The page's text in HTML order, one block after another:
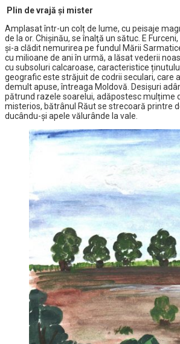
Plin de vrajă şi mister
Amplasat într-un colț de lume, cu peisaje
de la or. Chișinău, se înalţă un sătuc. E
și-a clădit nemurirea pe fundul Mării
cu milioane de ani în urmă, a lăsat vederii
cu subsoluri calcaroase, caracteristice
geografic este străjuit de codrii seculari, care
demult apuse, întreaga Moldovă. Desișuri
pătrund razele soarelui, adăpostesc mulțime
misterios, bătrânul Răut se strecoară printre
ducându-și apele vălurânde la vale.